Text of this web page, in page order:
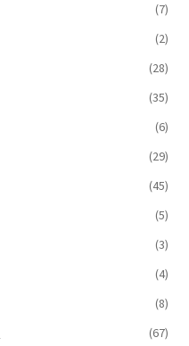
(7)
(2)
(28)
(35)
(6)
(29)
(45)
(5)
(3)
(4)
(8)
(67)